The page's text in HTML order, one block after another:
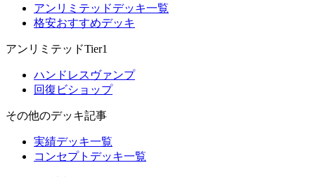
アンリミテッドデッキ一覧
格安おすすめデッキ
アンリミテッドTier1
ハンドレスヴァンプ
回復ビショップ
その他のデッキ記事
実績デッキ一覧
コンセプトデッキ一覧